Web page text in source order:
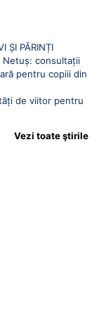
ȘI PĂRINȚI
Netuș: consultații
pentru copiii din
de viitor pentru
Vezi toate ştirile